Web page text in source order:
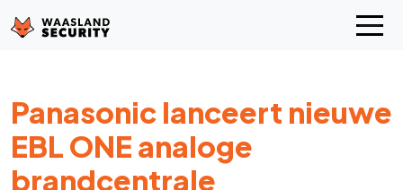
Panasonic lanceert nieuwe
EBL ONE analoge
brandcentrale